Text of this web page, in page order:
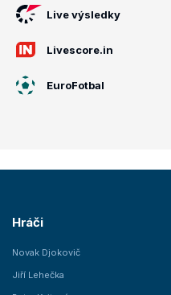
Live výsledky
Livescore.in
EuroFotbal
Hráči
Novak Djokovič
Jiří Lehečka